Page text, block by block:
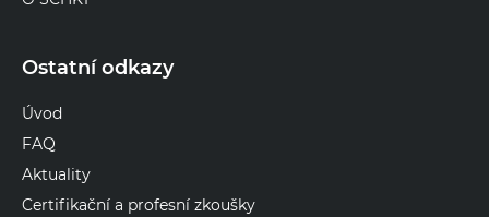
Ostatní odkazy
Úvod
FAQ
Aktuality
Certifikační a profesní zkoušky